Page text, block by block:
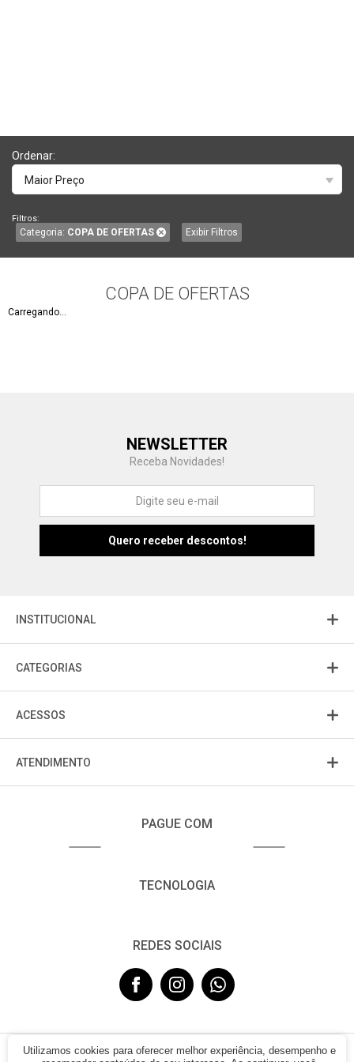
Ordenar:
Maior Preço
Filtros:
Categoria: COPA DE OFERTAS Exibir Filtros
COPA DE OFERTAS
Carregando...
NEWSLETTER
Receba Novidades!
INSTITUCIONAL
CATEGORIAS
ACESSOS
ATENDIMENTO
PAGUE COM
TECNOLOGIA
REDES SOCIAIS
Fu Fujisom
Utilizamos cookies para oferecer melhor experiência, desempenho e